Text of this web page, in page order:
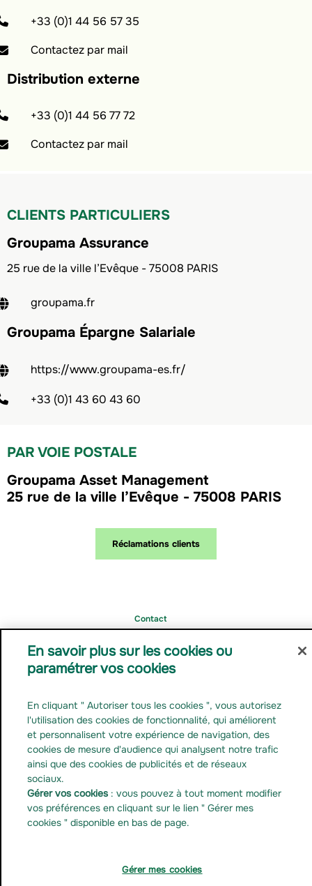
+33 (0)1 44 56 57 35
Contactez par mail
Distribution externe
+33 (0)1 44 56 77 72
Contactez par mail
CLIENTS PARTICULIERS
Groupama Assurance
25 rue de la ville l’Evêque - 75008 PARIS
groupama.fr
Groupama Épargne Salariale
https://www.groupama-es.fr/
+33 (0)1 43 60 43 60
PAR VOIE POSTALE
Groupama Asset Management
25 rue de la ville l’Evêque - 75008 PARIS
Réclamations clients
Contact
Relations de presse
Documentation réglementaire
Linkedin
Youtube
Instagram
Informations
légales
Données
personnelles
Prévention
contre la fraude
Cookies Accessibilité non
conforme
Gérer
En savoir plus sur les cookies ou
paramétrer vos cookies
En cliquant " Autoriser tous les cookies ", vous autorisez
l'utilisation des cookies de fonctionnalité, qui améliorent
et personnalisent votre expérience de navigation, des
cookies de mesure d'audience qui analysent notre trafic
ainsi que des cookies de publicités et de réseaux
sociaux.
Gérer vos cookies : vous pouvez à tout moment modifier
vos préférences en cliquant sur le lien " Gérer mes
cookies " disponible en bas de page.
Gérer mes cookies